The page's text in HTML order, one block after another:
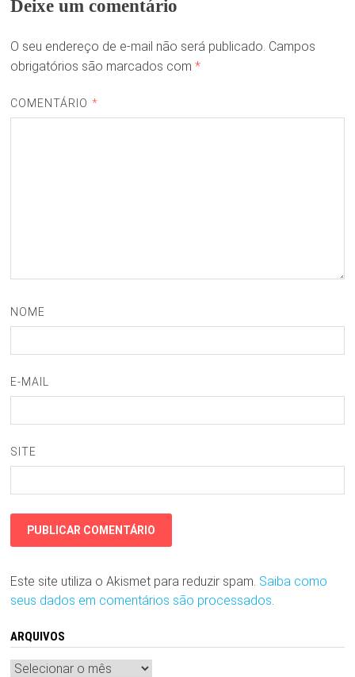
Deixe um comentário
O seu endereço de e-mail não será publicado. Campos
obrigatórios são marcados com *
COMENTÁRIO *
NOME
E-MAIL
SITE
Este site utiliza o Akismet para reduzir spam. Saiba como
seus dados em comentários são processados.
ARQUIVOS
Arquivos